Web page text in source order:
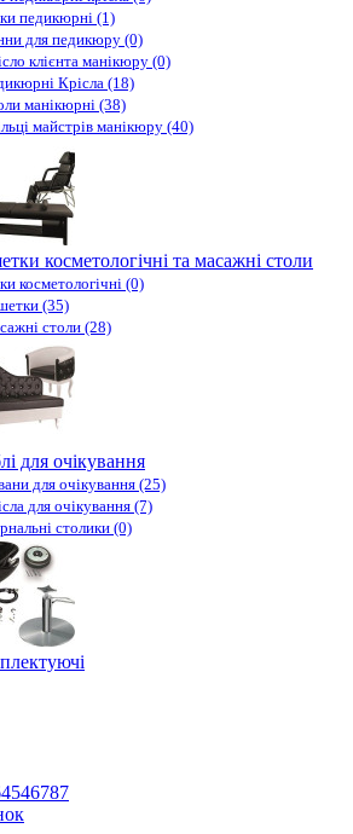
педикюрні (1)
для педикюру (0)
клієнта манікюру (0)
Крісла (18)
манікюрні (38)
майстрів манікюру (40)
косметологічні та масажні столи
косметологічні (0)
(35)
столи (28)
для очікування
для очікування (25)
для очікування (7)
столики (0)